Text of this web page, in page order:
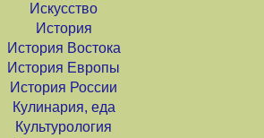
Искусство
История
История Востока
История Европы
История России
Кулинария, еда
Культурология